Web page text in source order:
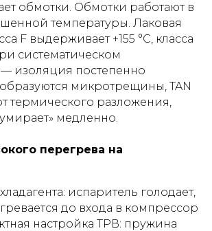
обмотки. Обмотки работают в
температуры. Лаковая
F выдерживает +155 °C, класса
систематическом
изоляция постепенно
микротрещины, TAN
термического разложения,
медленно.
перегрева на
испаритель голодает,
до входа в компрессор
настройка ТРВ: пружина